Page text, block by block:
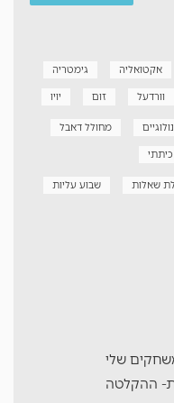
אקטואליה
גימטריה
וורדעל זום יויו
מחולל דאבל
שאלות
שבוע עליות
שלי
ההקלטה